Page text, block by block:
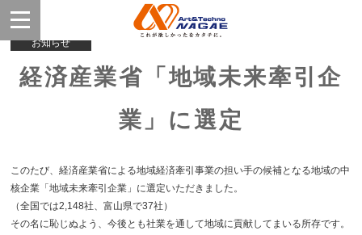
お知らせ
経済産業省「地域未来牽引企
業」に選定
このたび、経済産業省による地域経済牽引事業の担い手の候補となる地域の中
核企業「地域未来牽引企業」に選定いただきました。
（全国では2,148社、富山県で37社）
その名に恥じぬよう、今後とも社業を通して地域に貢献してまいる所存です。